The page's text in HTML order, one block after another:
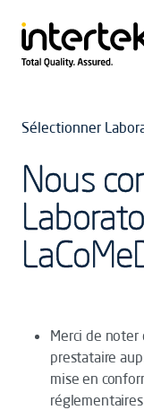
Sélectionner
Nous
Merci de
prestataire
mise en